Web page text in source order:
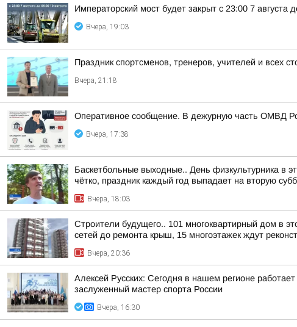
Императорский мост будет закрыт с 23:00 7 августа
Вчера, 19:03
Праздник спортсменов, тренеров, учителей и всех
Вчера, 21:18
Оперативное сообщение. В дежурную часть ОМВД
Вчера, 17:38
Баскетбольные выходные.. День физкультурника в
чётко, праздник каждый год выпадает на вторую
Вчера, 18:03
Строители будущего.. 101 многоквартирный дом в
сетей до ремонта крыш, 15 многоэтажек ждут
Вчера, 20:36
Алексей Русских: Сегодня в нашем регионе
заслуженный мастер спорта России
Вчера, 16:30